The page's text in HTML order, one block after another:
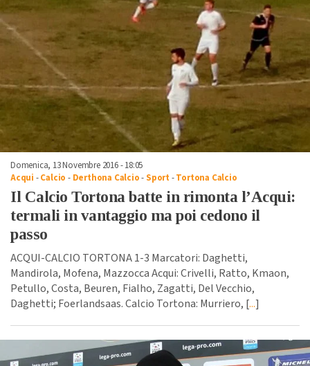
Domenica, 13 Novembre 2016 - 18:05
Acqui -Calcio - Derthona Calcio-Sport -Tortona Calcio
Il Calcio Tortona batte in rimonta l’Acqui:
termali in vantaggio ma poi cedono il
passo
ACQUI-CALCIO TORTONA 1-3 Marcatori: Daghetti,
Mandirola, Mofena, Mazzocca Acqui: Crivelli, Ratto, Kmaon,
Petullo, Costa, Beuren, Fialho, Zagatti, Del Vecchio,
Daghetti; Foerlandsaas. Calcio Tortona: Murriero, [...]